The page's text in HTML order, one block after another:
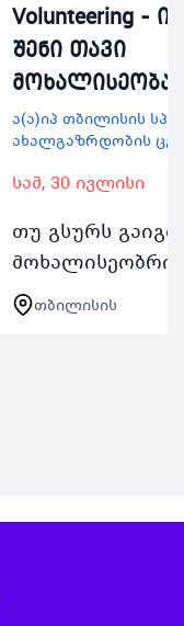
Volunteering -
შენი თავი
ა(ა)იპ თბილისის
ახალგაზრდობის
სამ, 30 ივლისი
თუ გსურს
საქმიანობის
გამოტოვო
თბილისის